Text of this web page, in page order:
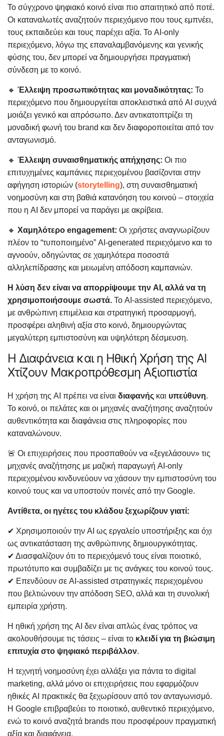
Το σύγχρονο ψηφιακό κοινό είναι πιο απαιτητικό από ποτέ.
Οι καταναλωτές αναζητούν περιεχόμενο που τους εμπνέει,
τους εκπαιδεύει και τους παρέχει αξία. Το AI-only
περιεχόμενο, λόγω της επαναλαμβανόμενης και γενικής
φύσης του, δεν μπορεί να δημιουργήσει πραγματική
σύνδεση με το κοινό.
🔸 Έλλειψη προσωπικότητας και μοναδικότητας: Το
περιεχόμενο που δημιουργείται αποκλειστικά από AI συχνά
μοιάζει γενικό και απρόσωπο. Δεν αντικατοπτρίζει τη
μοναδική φωνή του brand και δεν διαφοροποιείται από τον
ανταγωνισμό.
🔸 Έλλειψη συναισθηματικής απήχησης: Οι πιο
επιτυχημένες καμπάνιες περιεχομένου βασίζονται στην
αφήγηση ιστοριών (storytelling), στη συναισθηματική
νοημοσύνη και στη βαθιά κατανόηση του κοινού – στοιχεία
που η AI δεν μπορεί να παράγει με ακρίβεια.
🔸 Χαμηλότερο engagement: Οι χρήστες αναγνωρίζουν
πλέον το “τυποποιημένο” AI-generated περιεχόμενο και το
αγνοούν, οδηγώντας σε χαμηλότερα ποσοστά
αλληλεπίδρασης και μειωμένη απόδοση καμπανιών.
Η λύση δεν είναι να απορρίψουμε την AI, αλλά να τη
χρησιμοποιήσουμε σωστά. Το AI-assisted περιεχόμενο,
με ανθρώπινη επιμέλεια και στρατηγική προσαρμογή,
προσφέρει αληθινή αξία στο κοινό, δημιουργώντας
μεγαλύτερη εμπιστοσύνη και υψηλότερη δέσμευση.
Η Διαφάνεια και η Ηθική Χρήση της AI
Χτίζουν Μακροπρόθεσμη Αξιοπιστία
Η χρήση της AI πρέπει να είναι διαφανής και υπεύθυνη.
Το κοινό, οι πελάτες και οι μηχανές αναζήτησης αναζητούν
αυθεντικότητα και διαφάνεια στις πληροφορίες που
καταναλώνουν.
🚨 Οι επιχειρήσεις που προσπαθούν να «ξεγελάσουν» τις
μηχανές αναζήτησης με μαζική παραγωγή AI-only
περιεχομένου κινδυνεύουν να χάσουν την εμπιστοσύνη του
κοινού τους και να υποστούν ποινές από την Google.
Αντίθετα, οι ηγέτες του κλάδου ξεχωρίζουν γιατί:
✔ Χρησιμοποιούν την AI ως εργαλείο υποστήριξης και όχι
ως αντικατάσταση της ανθρώπινης δημιουργικότητας.
✔ Διασφαλίζουν ότι το περιεχόμενό τους είναι ποιοτικό,
πρωτότυπο και συμβαδίζει με τις ανάγκες του κοινού τους.
✔ Επενδύουν σε AI-assisted στρατηγικές περιεχομένου
που βελτιώνουν την απόδοση SEO, αλλά και τη συνολική
εμπειρία χρήστη.
Η ηθική χρήση της AI δεν είναι απλώς ένας τρόπος να
ακολουθήσουμε τις τάσεις – είναι το κλειδί για τη βιώσιμη
επιτυχία στο ψηφιακό περιβάλλον.
Η τεχνητή νοημοσύνη έχει αλλάξει για πάντα το digital
marketing, αλλά μόνο οι επιχειρήσεις που εφαρμόζουν
ηθικές AI πρακτικές θα ξεχωρίσουν από τον ανταγωνισμό.
Η Google επιβραβεύει το ποιοτικό, αυθεντικό περιεχόμενο,
ενώ το κοινό αναζητά brands που προσφέρουν πραγματική
αξία και διαφάνεια.